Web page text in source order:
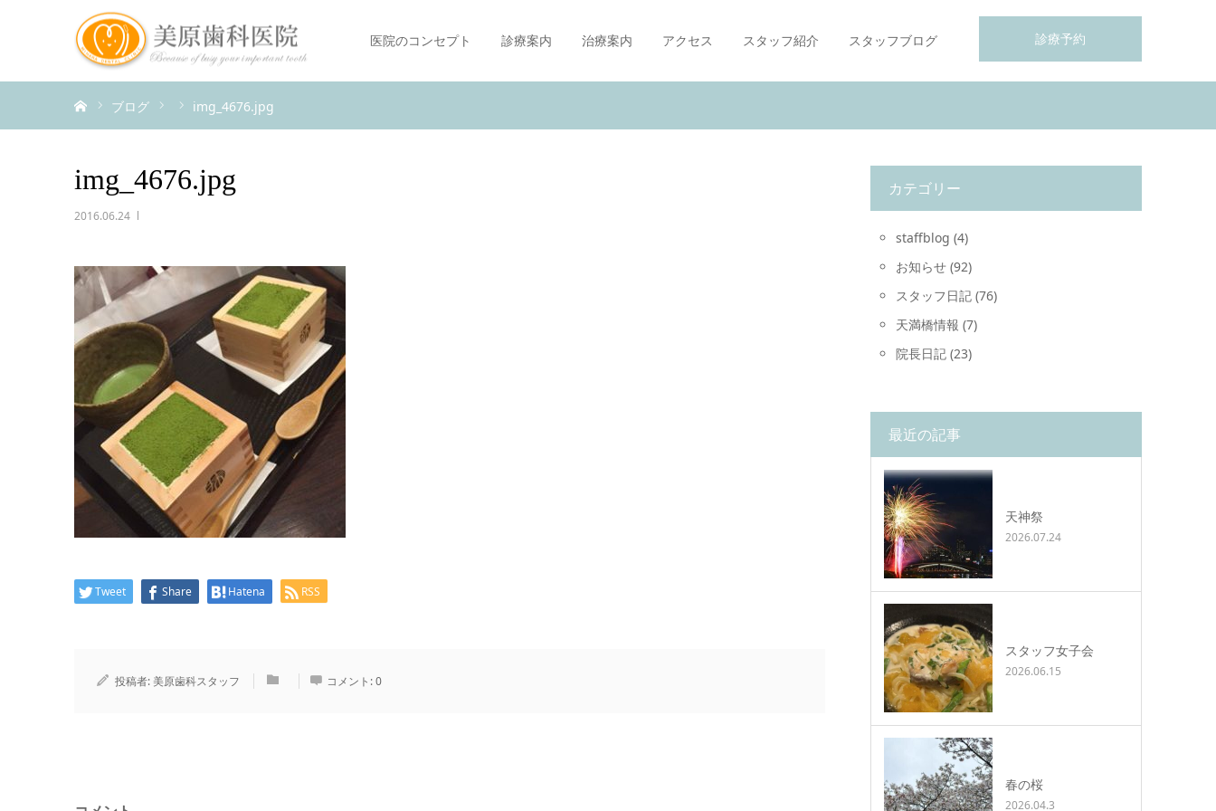
診療予約
医院のコンセプト 診療案内 治療案内 アクセス スタッフ紹介 スタッフブログ
ブログ img_4676.jpg
img_4676.jpg
2016.06.24
Tweet Share Hatena RSS
投稿者:美原歯科スタッフ コメント:0
カテゴリー
staffblog (4)
お知らせ (92)
スタッフ日記 (76)
天満橋情報 (7)
院長日記 (23)
最近の記事
天神祭
2026.07.24
スタッフ女子会
2026.06.15
春の桜
2026.04.3